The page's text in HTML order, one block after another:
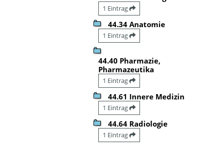
1 Eintrag
44.34 Anatomie
1 Eintrag
44.40 Pharmazie,
Pharmazeutika
1 Eintrag
44.61 Innere Medizin
1 Eintrag
44.64 Radiologie
1 Eintrag